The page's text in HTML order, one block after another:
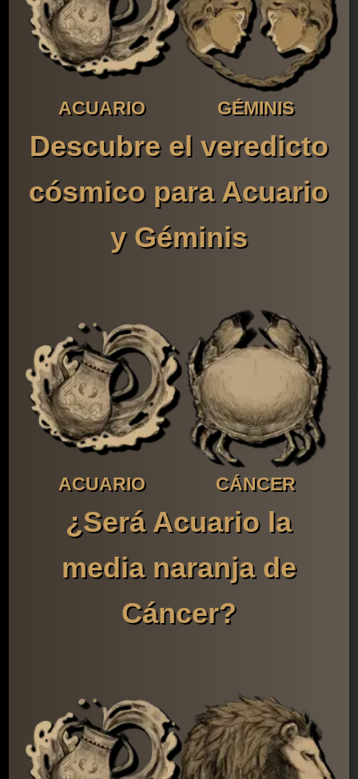
ACUARIO GÉMINIS
Descubre el veredicto
cósmico para Acuario
y Géminis
ACUARIO CÁNCER
¿Será Acuario la
media naranja de
Cáncer?